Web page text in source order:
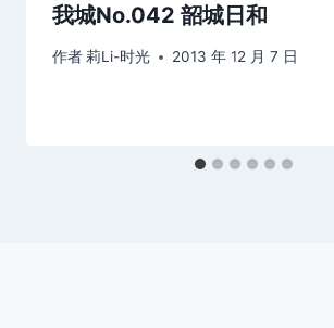
我城No.042 韶城日和
作者莉Li-时光 2013 年 12 月 7 日